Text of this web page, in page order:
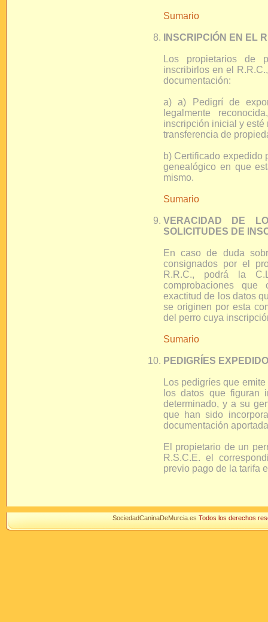
Sumario
INSCRIPCIÓN EN EL
Los propietarios de
inscribirlos en el
documentación:
a) a) Pedigrí de
legalmente
inscripción inicial y
transferencia de
b) Certificado expedido
genealógico en que
mismo.
Sumario
VERACIDAD DE
SOLICITUDES DE
En caso de duda
consignados por el
R.R.C., podrá la
comprobaciones que
exactitud de los datos
se originen por esta
del perro cuya
Sumario
PEDIGRÍES
Los pedigríes que
los datos que figuran
determinado, y a su
que han sido
documentación
El propietario de un
R.S.C.E. el
previo pago de la tarifa
SociedadCaninaDeMurcia.es Todos los derechos